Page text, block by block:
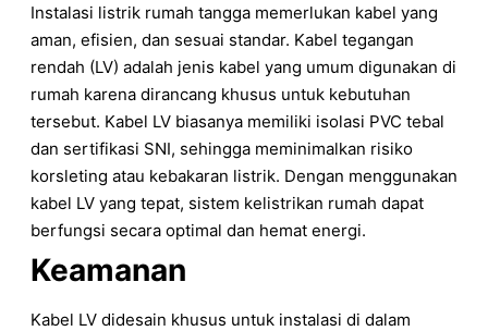
Instalasi listrik rumah tangga memerlukan kabel yang
aman, efisien, dan sesuai standar. Kabel tegangan
rendah (LV) adalah jenis kabel yang umum digunakan di
rumah karena dirancang khusus untuk kebutuhan
tersebut. Kabel LV biasanya memiliki isolasi PVC tebal
dan sertifikasi SNI, sehingga meminimalkan risiko
korsleting atau kebakaran listrik. Dengan menggunakan
kabel LV yang tepat, sistem kelistrikan rumah dapat
berfungsi secara optimal dan hemat energi.
Keamanan
Kabel LV didesain khusus untuk instalasi di dalam